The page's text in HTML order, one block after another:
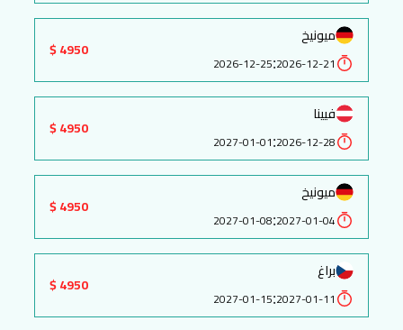
ميونيخ
2026-12-21
:
2026-12-25
4950 $
فيينا
2026-12-28
:
2027-01-01
4950 $
ميونيخ
2027-01-04
:
2027-01-08
4950 $
براغ
2027-01-11
:
2027-01-15
4950 $